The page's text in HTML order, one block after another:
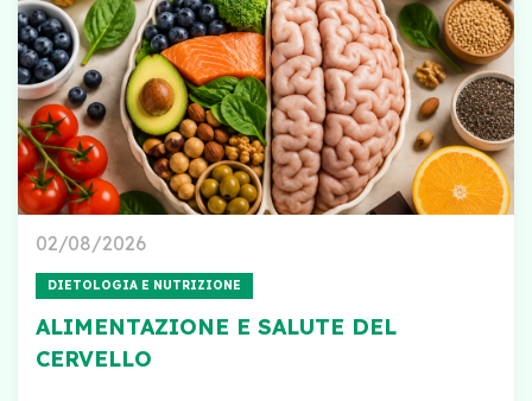
02/08/2026
DIETOLOGIA E NUTRIZIONE
ALIMENTAZIONE E SALUTE DEL
CERVELLO